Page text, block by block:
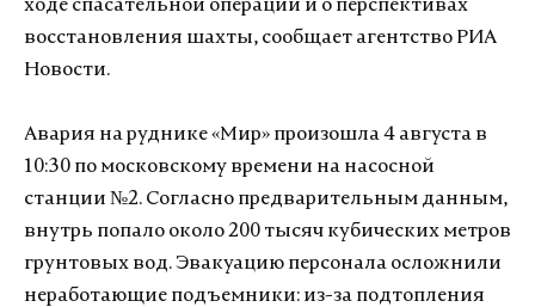
ходе спасательной операции и о перспективах
восстановления шахты, сообщает агентство РИА
Новости.
Авария на руднике «Мир» произошла 4 августа в
10:30 по московскому времени на насосной
станции №2. Согласно предварительным данным,
внутрь попало около 200 тысяч кубических метров
грунтовых вод. Эвакуацию персонала осложнили
неработающие подъемники: из-за подтопления